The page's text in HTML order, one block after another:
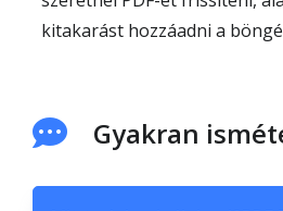
kitakarást hozzáadni a
Gyakran